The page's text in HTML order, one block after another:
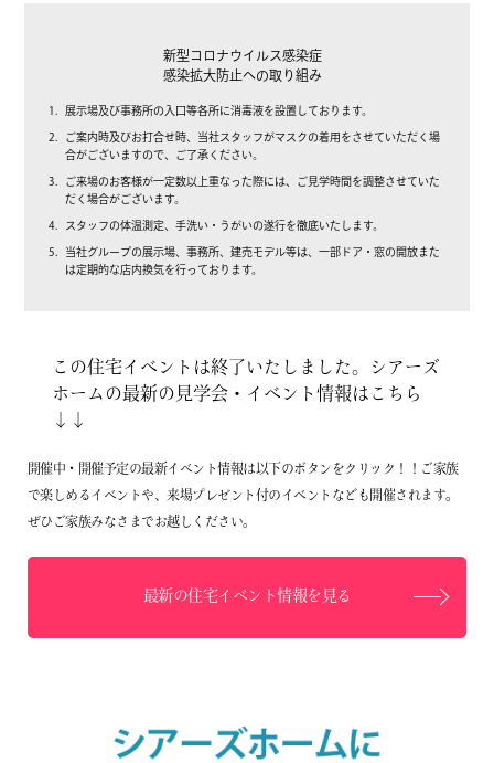
新型コロナウイルス感染症
感染拡大防止への取り組み
展示場及び事務所の入口等各所に消毒液を設置しております。
ご案内時及びお打合せ時、当社スタッフがマスクの着用をさせていただく場
合がございますので、ご了承ください。
ご来場のお客様が一定数以上重なった際には、ご見学時間を調整させていた
だく場合がございます。
スタッフの体温測定、手洗い・うがいの遂行を徹底いたします。
当社グループの展示場、事務所、建売モデル等は、一部ドア・窓の開放また
は定期的な店内換気を行っております。
この住宅イベントは終了いたしました。シアーズ
ホームの最新の見学会・イベント情報はこちら
↓↓
開催中・開催予定の最新イベント情報は以下のボタンをクリック！！ご家族
で楽しめるイベントや、来場プレゼント付のイベントなども開催されます。
ぜひご家族みなさまでお越しください。
最新の住宅イベント情報を見る